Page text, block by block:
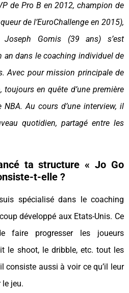
de Pro B en 2012, champion de
de l’EuroChallenge en 2015),
Joseph Gomis (39 ans) s’est
an dans le coaching individuel de
Avec pour mission principale de
en quête d’une première
NBA. Au cours d’une interview, il
quotidien, partagé entre les
ta structure « Jo Go
t-elle ?
spécialisé dans le coaching
développé aux Etats-Unis. Ce
faire progresser les joueurs
le shoot, le dribble, etc. tout les
consiste aussi à voir ce qu’il leur
le jeu.